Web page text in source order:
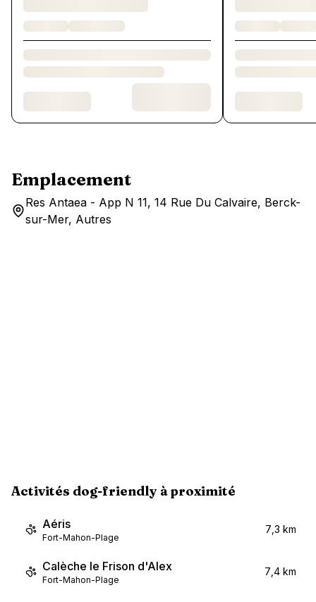
Emplacement
Res Antaea - App N 11, 14 Rue Du Calvaire, Berck-
sur-Mer, Autres
Activités dog-friendly à proximité
Aéris
Fort-Mahon-Plage
7,3 km
Calèche le Frison d'Alex
Fort-Mahon-Plage
7,4 km